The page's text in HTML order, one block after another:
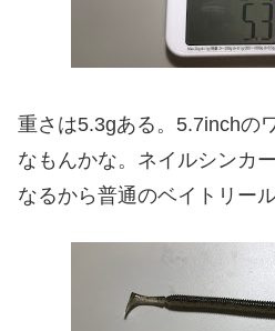
重さは5.3gある。5.7inchの
なもんかな。ネイルシンカ
なるから普通のベイトリー